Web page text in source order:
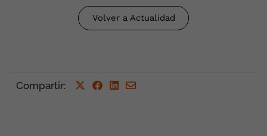
Volver a Actualidad
Compartir: